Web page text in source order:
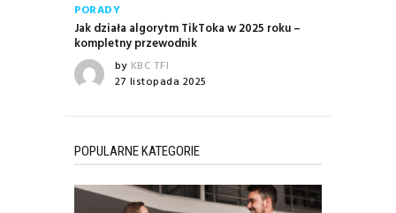
PORADY
Jak działa algorytm TikToka w 2025 roku –
kompletny przewodnik
by KBC TFI
27 listopada 2025
POPULARNE KATEGORIE